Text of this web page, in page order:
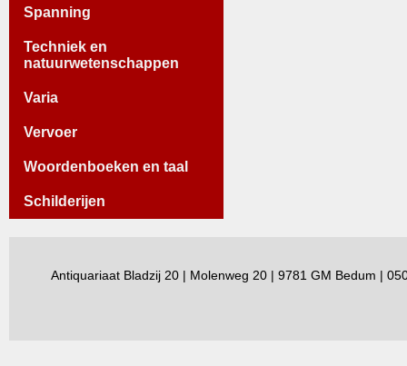
Spanning
Techniek en
natuurwetenschappen
Varia
Vervoer
Woordenboeken en taal
Schilderijen
Antiquariaat Bladzij 20 | Molenweg 20 | 9781 GM Bedum |